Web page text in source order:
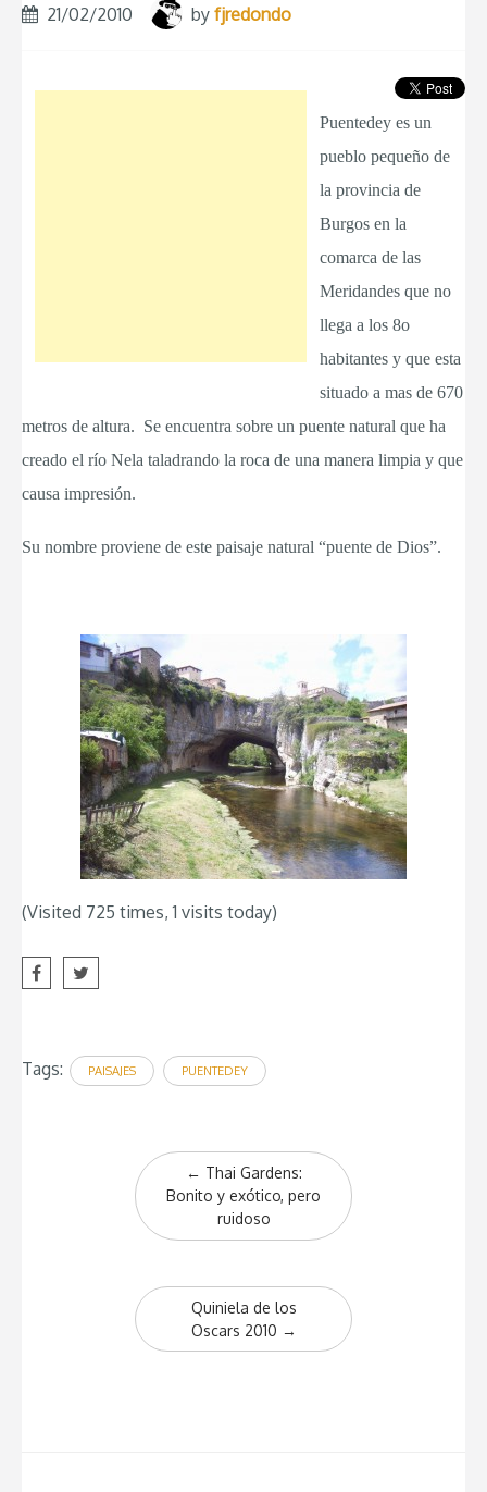
21/02/2010 by fjredondo
Puentedey es un
pueblo pequeño de
la provincia de
Burgos en la
comarca de las
Meridandes que no
llega a los 8o
habitantes y que esta
situado a mas de 670
metros de altura. Se encuentra sobre un puente natural que ha
creado el río Nela taladrando la roca de una manera limpia y que
causa impresión.
Su nombre proviene de este paisaje natural “puente de Dios”.
(Visited 725 times, 1 visits today)
Tags: PAISAJES PUENTEDEY
navigation
← Thai Gardens:
Bonito y exótico, pero
ruidoso
Quiniela de los
Oscars 2010 →